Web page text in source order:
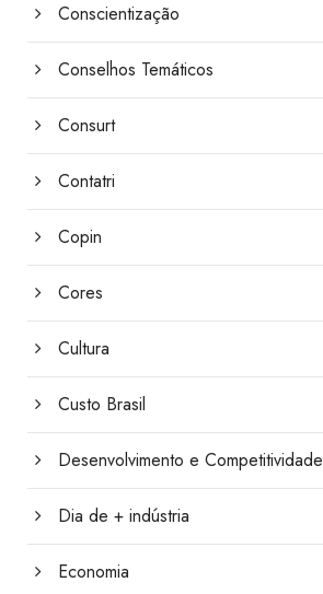
Conscientização
Conselhos Temáticos
Consurt
Contatri
Copin
Cores
Cultura
Custo Brasil
Desenvolvimento e Competitividade
Dia de + indústria
Economia